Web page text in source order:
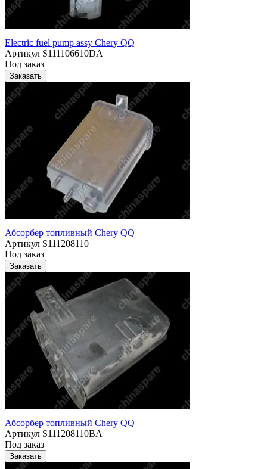
Electric fuel pump assy Chery QQ
Артикул S111106610DA
Под заказ
Заказать
Абсорбер топливный Chery QQ
Артикул S111208110
Под заказ
Заказать
Абсорбер топливный Chery QQ
Артикул S111208110BA
Под заказ
Заказать